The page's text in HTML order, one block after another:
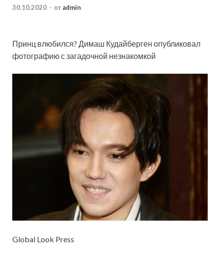
30.10.2020 - от admin
Принц влюбился? Димаш Кудайберген опубликовал
фотографию с загадочной незнакомкой
Global Look Press